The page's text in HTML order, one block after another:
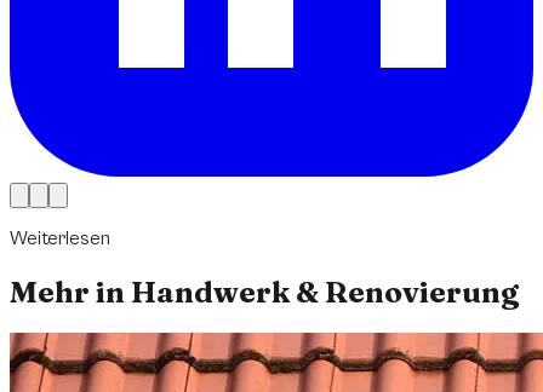
Weiterlesen
Mehr in Handwerk & Renovierung